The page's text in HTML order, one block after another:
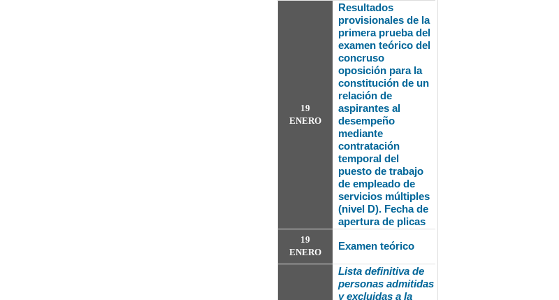
19
ENERO
Resultados
provisionales de la
primera prueba del
examen teórico del
concruso
oposición para la
constitución de un
relación de
aspirantes al
desempeño
mediante
contratación
temporal del
puesto de trabajo
de empleado de
servicios múltiples
(nivel D). Fecha de
apertura de plicas
19
ENERO
Examen teórico
Lista definitiva de
personas admitidas
y excluidas a la